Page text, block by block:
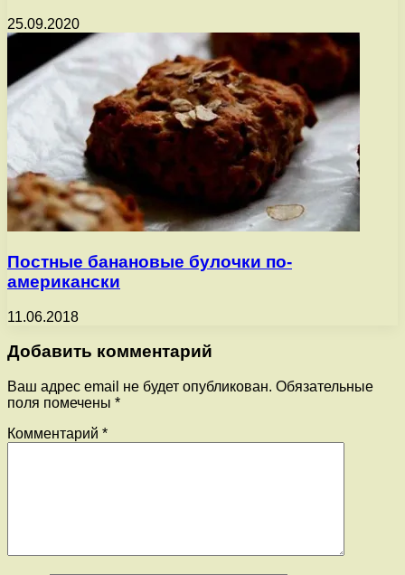
25.09.2020
Постные банановые булочки по-
американски
11.06.2018
Добавить комментарий
Ваш адрес email не будет опубликован. Обязательные
поля помечены *
Комментарий *